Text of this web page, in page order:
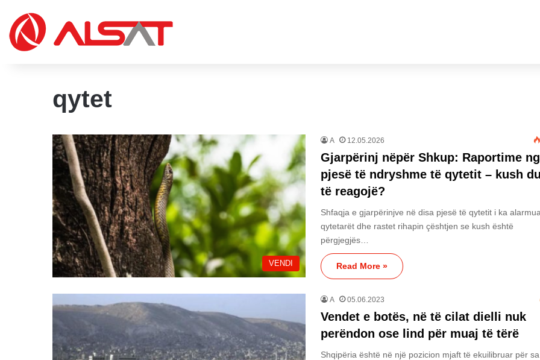
qytet
VENDI
A 12.05.2026
Gjarpërinj nëpër Shkup: Raportime
pjesë të ndryshme të qytetit – kush
të reagojë?
Shfaqja e gjarpërinjve në disa pjesë të qytetit i ka
qytetarët dhe rastet rihapin çështjen se kush është
përgjegjës…
Read More »
A 05.06.2023
Vendet e botës, në të cilat dielli nuk
perëndon ose lind për muaj të tërë
Shqipëria është në një pozicion mjaft të ekuilibruar për